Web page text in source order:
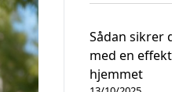
Sådan sikrer
med en
hjemmet